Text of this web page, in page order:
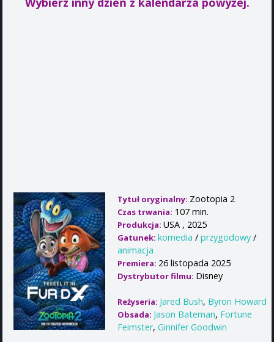
Tytuł oryginalny: Zootopia 2
Czas trwania: 107 min.
Produkcja: USA , 2025
Gatunek: komedia / przygodowy /
animacja
Premiera: 26 listopada 2025
Dystrybutor filmu: Disney
Reżyseria: Jared Bush, Byron Howard
Obsada: Jason Bateman, Fortune
Feimster, Ginnifer Goodwin